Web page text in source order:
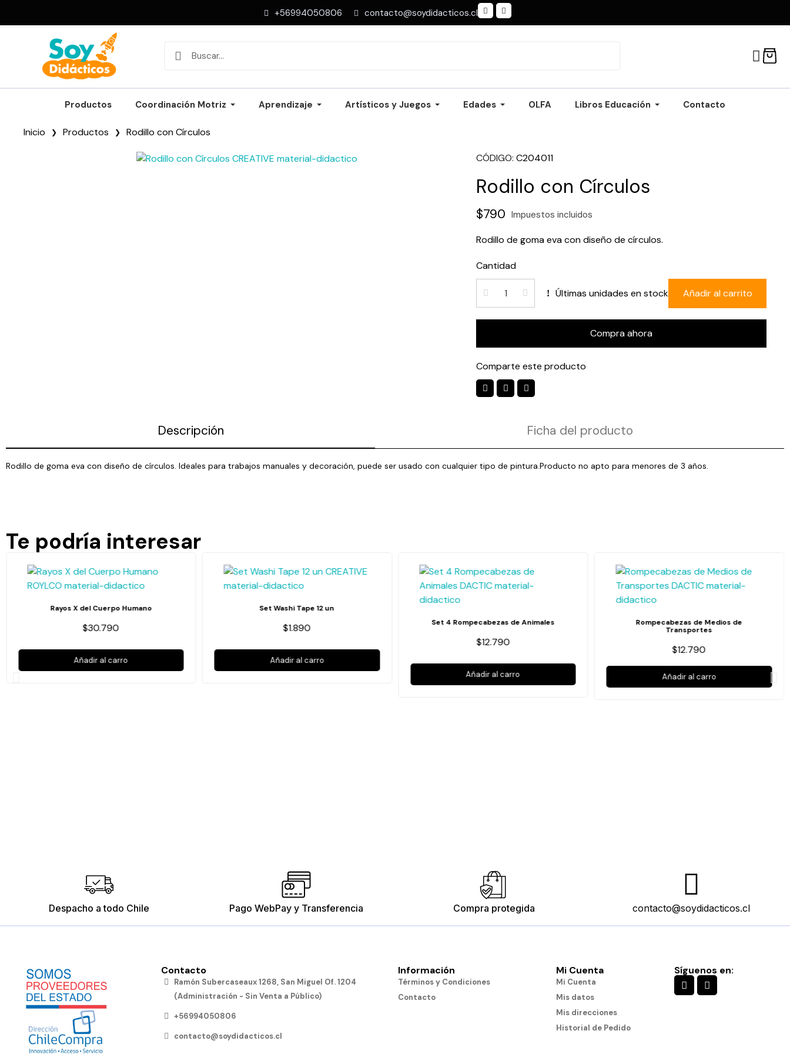
+56994050806 contacto@soydidacticos.cl
Productos Coordinación Motriz Aprendizaje Artísticos y Juegos Edades OLFA Libros Educación Contacto
Inicio Productos Rodillo con Círculos
CÓDIGO C204011
Rodillo con Círculos
$790 Impuestos incluidos
Rodillo de goma eva con diseño de círculos.
Cantidad
Últimas unidades en stock Añadir al carrito
Compra ahora
Comparte este producto
Descripción Ficha del producto
Rodillo de goma eva con diseño de círculos. Ideales para trabajos manuales y decoración, puede ser usado con cualquier tipo de pintura.Producto no apto para menores de 3 años.
Te podría interesar
Rayos X del Cuerpo Humano
$30.790
Añadir al carro
Set Washi Tape 12 un
$1.890
Añadir al carro
Set 4 Rompecabezas de Animales
$12.790
Añadir al carro
Rompecabezas de Medios de
Transportes
$12.790
Añadir al carro
Despacho a todo Chile Pago WebPay y Transferencia Compra protegida contacto@soydidacticos.cl
Contacto
Ramón Subercaseaux 1268, San Miguel Of. 1204
(Administración - Sin Venta a Público)
+56994050806
contacto@soydidacticos.cl
Información
Términos y Condiciones
Contacto
Mi Cuenta
Mi Cuenta
Mis datos
Mis direcciones
Historial de Pedido
Síguenos en: